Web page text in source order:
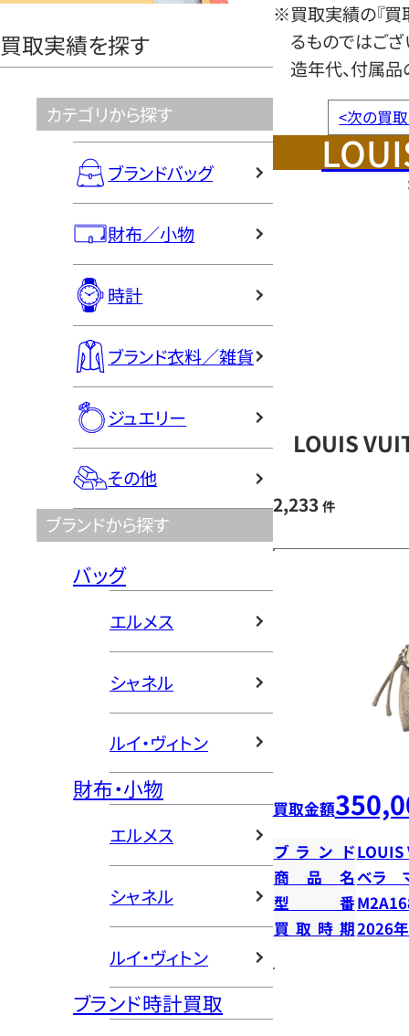
買取実績を探す
カテゴリから探す
ブランドバッグ
財布／小物
時計
ブランド衣料／雑貨
ジュエリー
その他
ブランドから探す
バッグ
エルメス
シャネル
ルイ・ヴィトン
財布・小物
エルメス
シャネル
ルイ・ヴィトン
ブランド時計買取
※買取実績の『買
るものではござ
造年代、付属品
<次の買
LOUIS
2,233 件
買取金額
ブランドLOUIS
商品名ベラ
型番
買取時期2026